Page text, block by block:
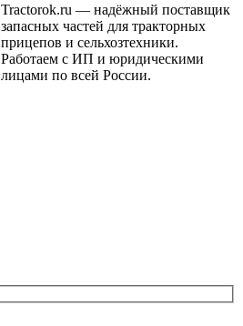
Tractorok.ru — надёжный поставщик
запасных частей для тракторных
прицепов и сельхозтехники.
Работаем с ИП и юридическими
лицами по всей России.